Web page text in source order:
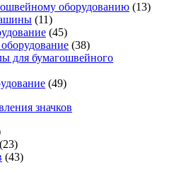
оборудованию (13)
(11)
(45)
(38)
для бумагошвейного
(49)
значков
(23)
(43)